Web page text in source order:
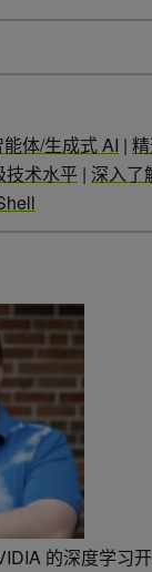
能体/生成式 AI |
技术水平 | 深入了
的深度学习